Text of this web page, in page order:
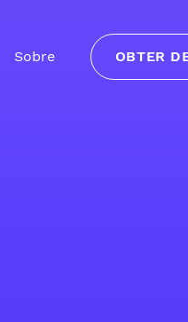
Sobre OBTER